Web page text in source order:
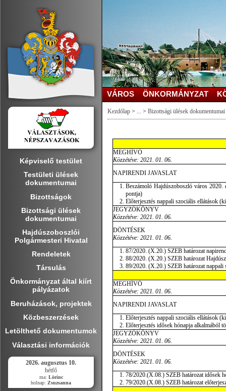
Képviselő testület
Testületi ülések
dokumentumai
Bizottságok
Bizottsági ülések
dokumentumai
Hajdúszoboszlói
Polgármesteri Hivatal
Rendeletek
Társulás
Önkormányzat által kiírt
pályázatok
Beruházások, projektek
Közbeszerzések
Letölthető dokumentumok
Választási információk
2026. augusztus 10.
hétfő
ma: Lörinc
holnap: Zsuzsanna
VÁROS ÖNKORMÁNYZAT
Kezdőlap > ... > Bizottsági ülések dokumentumai
MEGHÍVÓ
Közzétéve: 2021. 01. 06.
NAPIRENDI JAVASLAT
Beszámoló Hajdúszoboszló város
pontja)
Előterjesztés nappali szociális ellátások
JEGYZŐKÖNYV
Közzétéve: 2021. 01. 06.
DÖNTÉSEK
Közzétéve: 2021. 01. 06.
87/2020. (X.20.) SZEB határozat
88/2020. (X.20.) SZEB határozat
89/2020. (X.20.) SZEB határozat nappali
MEGHÍVÓ
Közzétéve: 2021. 01. 06.
NAPIRENDI JAVASLAT
Előterjesztés nappali szociális ellátások
Előterjesztés idősek hónapja alkalmából
JEGYZŐKÖNYV
Közzétéve: 2021. 01. 06.
DÖNTÉSEK
Közzétéve: 2021. 01. 06.
78/2020.(X.08.) SZEB határozat idősek
79/2020.(X.08.) SZEB határozat